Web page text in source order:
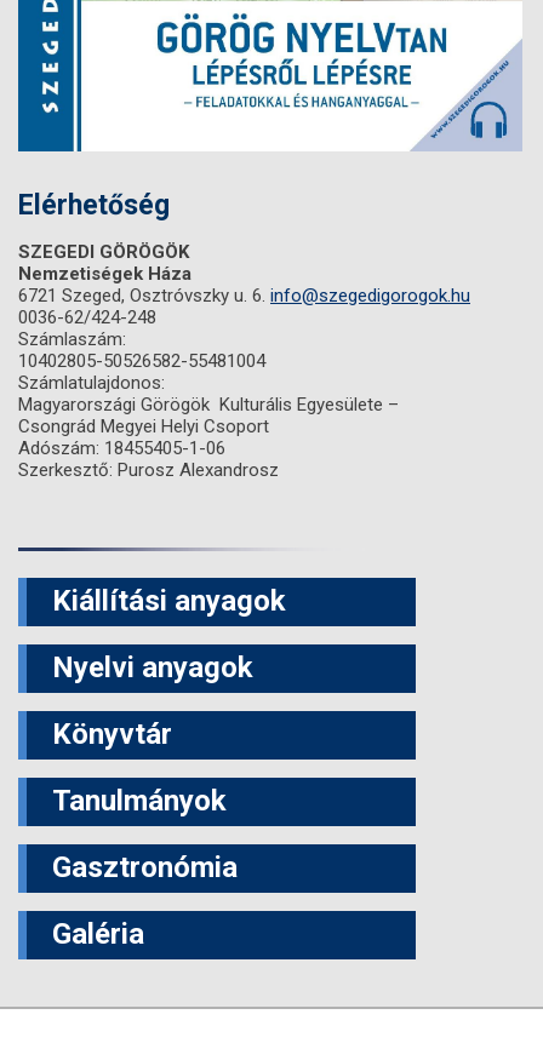
Elérhetőség
SZEGEDI GÖRÖGÖK
Nemzetiségek Háza
6721 Szeged, Osztróvszky u. 6. info@szegedigorogok.hu
0036-62/424-248
Számlaszám:
10402805-50526582-55481004
Számlatulajdonos:
Magyarországi Görögök Kulturális Egyesülete –
Csongrád Megyei Helyi Csoport
Adószám: 18455405-1-06
Szerkesztő: Purosz Alexandrosz
Kiállítási anyagok
Nyelvi anyagok
Könyvtár
Tanulmányok
Gasztronómia
Galéria